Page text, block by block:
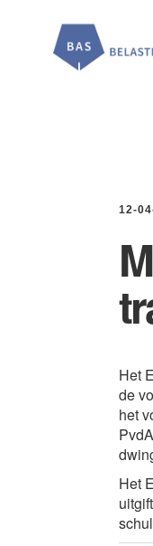
12-
Het
de
het
Het